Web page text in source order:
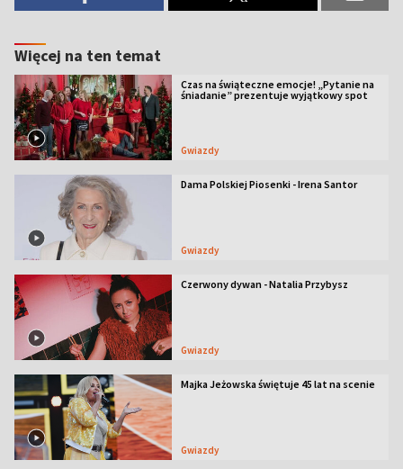
Więcej na ten temat
Czas na świąteczne emocje! „Pytanie na
śniadanie” prezentuje wyjątkowy spot
Gwiazdy
Dama Polskiej Piosenki - Irena Santor
Gwiazdy
Czerwony dywan - Natalia Przybysz
Gwiazdy
Majka Jeżowska świętuje 45 lat na scenie
Gwiazdy